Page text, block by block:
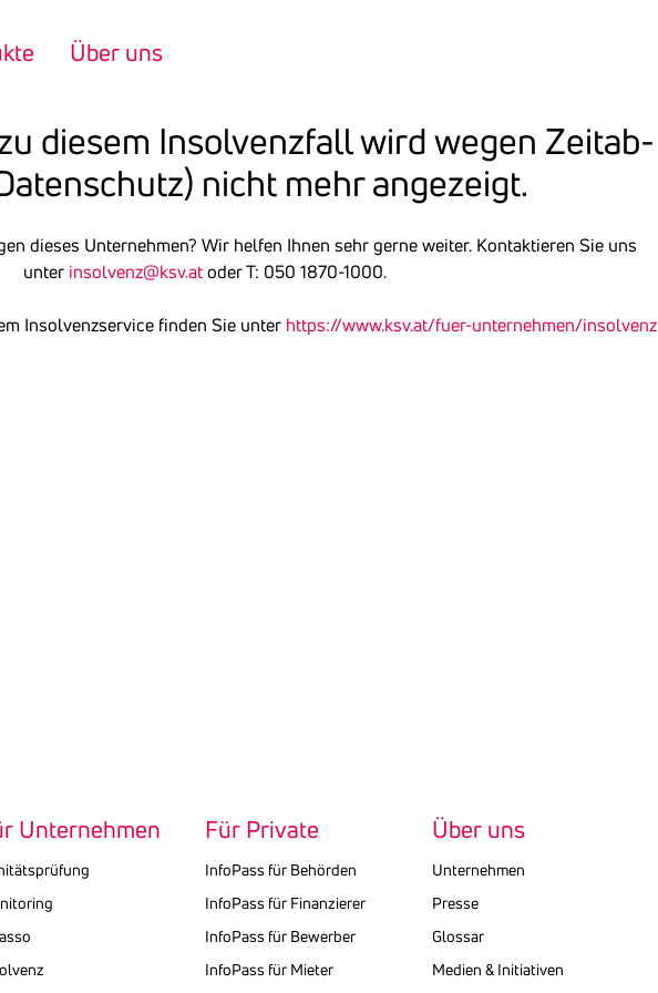
Über uns
diesem Insol­venz­fall wird wegen Zeit­ab­
nicht mehr ange­zeigt.
dieses Unternehmen? Wir helfen Ihnen sehr gerne weiter. Kontaktieren Sie uns
unter insolvenz@ksv.atoder T: 050 1870-1000.
Insolvenzservice finden Sie unter https://www.ksv.at/fuer-unternehmen/insolvenz
Unternehmen Für Private
InfoPass für Behörden
InfoPass für Finanzierer
InfoPass für Bewerber
InfoPass für Mieter
Über uns
Unternehmen
Presse
Glossar
Medien & Initiativen